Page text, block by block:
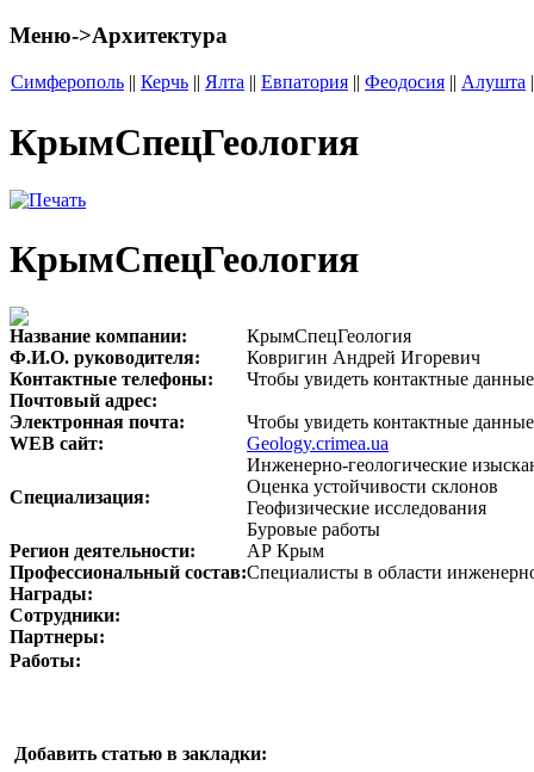
Меню->Архитектура
Симферополь || Керчь || Ялта || Евпатория || Феодосия || Алушта
КрымСпецГеология
КрымСпецГеология
Название компании:
КрымСпецГеология
Ф.И.О. руководителя:
Ковригин Андрей Игоревич
Контактные телефоны:
Чтобы увидеть контактные
Почтовый адрес:
Электронная почта:
Чтобы увидеть контактные
WEB сайт:
Geology.crimea.ua
Специализация:
Инженерно-геологические
Оценка устойчивости склонов
Геофизические исследования
Буровые работы
Регион деятельности:
АР Крым
Профессиональный состав:Специалисты в области
Награды:
Сотрудники:
Партнеры:
Работы:
Добавить статью в закладки: